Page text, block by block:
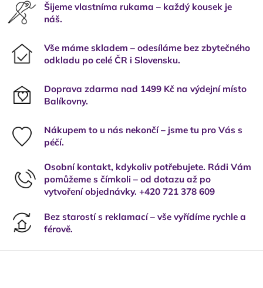
Šijeme vlastníma rukama – každý kousek je
náš.
Vše máme skladem – odesíláme bez zbytečného
odkladu po celé ČR i Slovensku.
Doprava zdarma nad 1499 Kč na výdejní místo
Balíkovny.
Nákupem to u nás nekončí – jsme tu pro Vás s
péčí.
Osobní kontakt, kdykoliv potřebujete. Rádi Vám
pomůžeme s čímkoli – od dotazu až po
vytvoření objednávky. +420 721 378 609
Bez starostí s reklamací – vše vyřídíme rychle a
férově.